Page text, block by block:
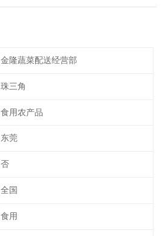
金隆蔬菜配送经营部
珠三角
食用农产品
东莞
否
全国
食用